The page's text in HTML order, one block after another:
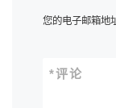
您的电子邮箱地
评论
*